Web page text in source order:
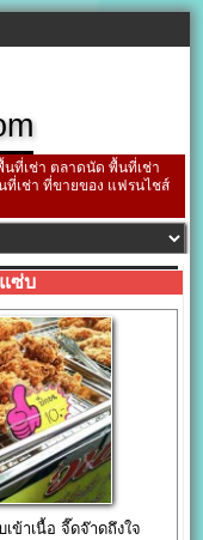
ที่เช่า ตลาดนัด พื้นที่เช่า
ที่เช่า ที่ขายของ แฟรนไชส์
ซ่บ
ข้าเนื้อ จี๊ดจ๊าดถึงใจ